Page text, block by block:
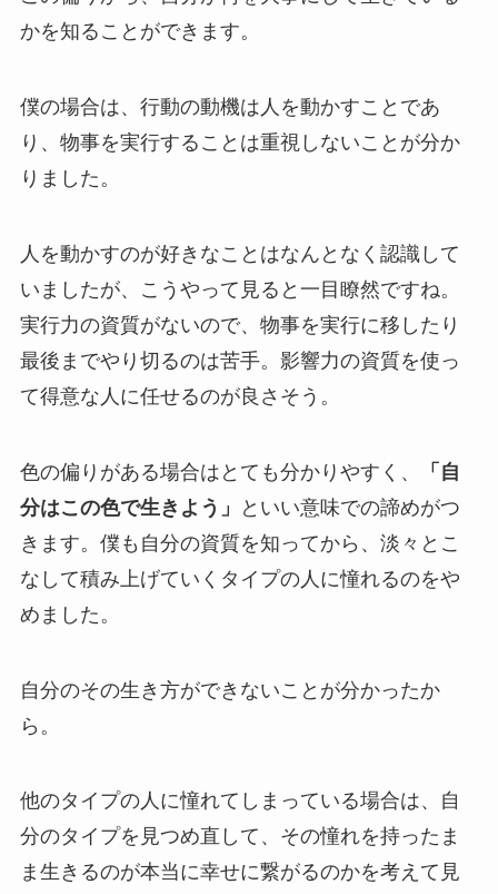
かを知ることができます。
僕の場合は、行動の動機は人を動かすことであ
り、物事を実行することは重視しないことが分か
りました。
人を動かすのが好きなことはなんとなく認識して
いましたが、こうやって見ると一目瞭然ですね。
実行力の資質がないので、物事を実行に移したり
最後までやり切るのは苦手。影響力の資質を使っ
て得意な人に任せるのが良さそう。
色の偏りがある場合はとても分かりやすく、
「自
分はこの色で生きよう」
といい意味での諦めがつ
きます。僕も自分の資質を知ってから、淡々とこ
なして積み上げていくタイプの人に憧れるのをや
めました。
自分のその生き方ができないことが分かったか
ら。
他のタイプの人に憧れてしまっている場合は、自
分のタイプを見つめ直して、その憧れを持ったま
ま生きるのが本当に幸せに繋がるのかを考えて見